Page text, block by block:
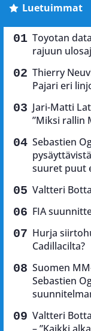
Luetuimmat
Toyotan
rajuun
Thierry
Pajari eri
Jari-Matti
”Miksi rallin
Sebastien
suuret puut
Valtteri
FIA
Hurja
Cadillacilta?
Suomen
Sebastien
Valtteri